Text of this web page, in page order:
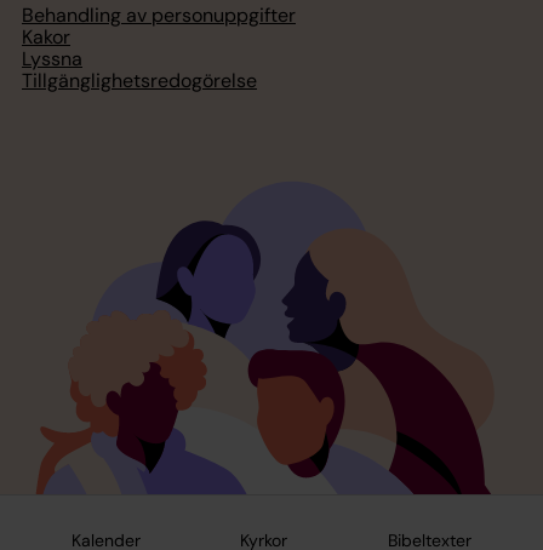
Kalender Kyrkor Bibeltexter
Behandling av personuppgifter
Kakor
Lyssna
Tillgänglighetsredogörelse